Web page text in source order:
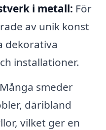
i metall: För
av unik konst
dekorativa
installationer.
Många smeder
däribland
vilket ger en